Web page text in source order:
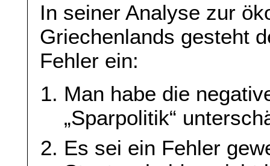
In seiner Analyse zur
Griechenlands gesteht
Fehler ein:
Man habe die
„Sparpolitik“
Es sei ein Fehler